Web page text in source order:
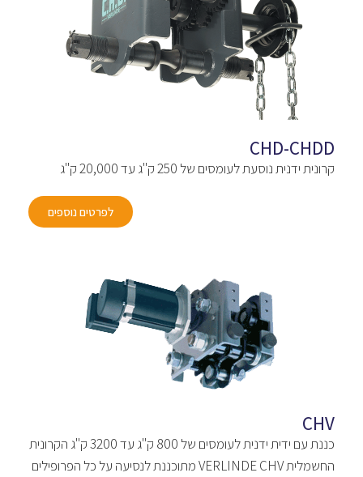
CHD-CHDD
קרונית ידנית נוסעת לעומסים של 250 ק"ג עד 20,000 ק"ג
לפרטים נוספים
CHV
כננת עם ידית ידנית לעומסים של 800 ק"ג עד 3200 ק"ג הקרונית
החשמלית VERLINDE CHV מתוכננת לנסיעה על כל הפרופילים